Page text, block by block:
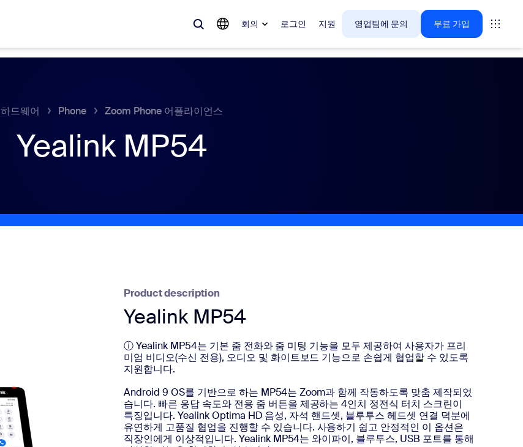
회의 로그인 지원 영업팀에 문의 무료 가입
하드웨어 Phone Zoom Phone 어플라이언스
Yealink MP54
Product description
Yealink MP54
ⓘ Yealink MP54는 기본 줌 전화와 줌 미팅 기능을 모두 제공하여 사용자가 프리
미엄 비디오(수신 전용), 오디오 및 화이트보드 기능으로 손쉽게 협업할 수 있도록
지원합니다.
Android 9 OS를 기반으로 하는 MP54는 Zoom과 함께 작동하도록 맞춤 제작되었
습니다. 빠른 응답 속도와 전용 줌 버튼을 제공하는 4인치 정전식 터치 스크린이
특징입니다. Yealink Optima HD 음성, 자석 핸드셋, 블루투스 헤드셋 연결 덕분에
유연하게 고품질 협업을 진행할 수 있습니다. 사용하기 쉽고 안정적인 이 옵션은
직장인에게 이상적입니다. Yealink MP54는 와이파이, 블루투스, USB 포트를 통해